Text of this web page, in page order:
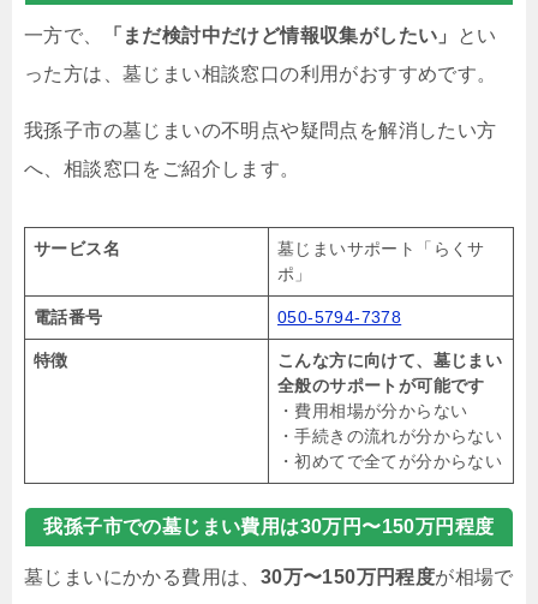
一方で、 「まだ検討中だけど情報収集がしたい」
とい
った方は、墓じまい相談窓口の利用がおすすめです。
我孫子市の墓じまいの不明点や疑問点を解消したい方
へ、相談窓口をご紹介します。
サービス名
墓じまいサポート「らくサ
ポ」
電話番号 050-5794-7378
特徴
こんな方に向けて、墓じまい
全般のサポートが可能です
・費用相場が分からない
・手続きの流れが分からない
・初めてで全てが分からない
我孫子市での墓じまい費用は30万円〜150万円程度
墓じまいにかかる費用は、 30万〜150万円程度が相場で